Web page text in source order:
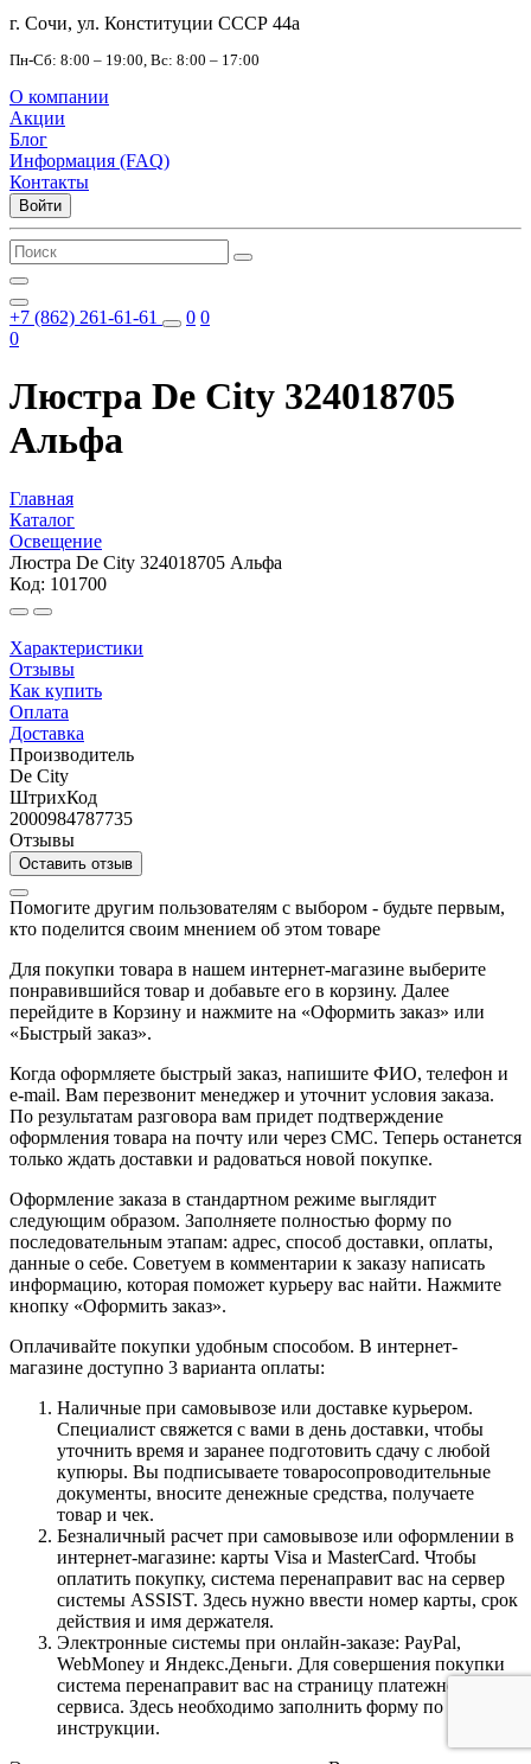
г. Сочи, ул. Конституции СССР 44а
Пн-Сб: 8:00 – 19:00, Вс: 8:00 – 17:00
О компании
Акции
Блог
Информация (FAQ)
Контакты
Войти
+7 (862) 261-61-61 0 0
0
Люстра De City 324018705
Альфа
Главная
Каталог
Освещение
Люстра De City 324018705 Альфа
Код: 101700
Характеристики
Отзывы
Как купить
Оплата
Доставка
Производитель
De City
ШтрихКод
2000984787735
Отзывы
Оставить отзыв
Помогите другим пользователям с выбором - будьте первым,
кто поделится своим мнением об этом товаре
Для покупки товара в нашем интернет-магазине выберите
понравившийся товар и добавьте его в корзину. Далее
перейдите в Корзину и нажмите на «Оформить заказ» или
«Быстрый заказ».
Когда оформляете быстрый заказ, напишите ФИО, телефон и
e-mail. Вам перезвонит менеджер и уточнит условия заказа.
По результатам разговора вам придет подтверждение
оформления товара на почту или через СМС. Теперь останется
только ждать доставки и радоваться новой покупке.
Оформление заказа в стандартном режиме выглядит
следующим образом. Заполняете полностью форму по
последовательным этапам: адрес, способ доставки, оплаты,
данные о себе. Советуем в комментарии к заказу написать
информацию, которая поможет курьеру вас найти. Нажмите
кнопку «Оформить заказ».
Оплачивайте покупки удобным способом. В интернет-
магазине доступно 3 варианта оплаты:
Наличные при самовывозе или доставке курьером.
Специалист свяжется с вами в день доставки, чтобы
уточнить время и заранее подготовить сдачу с любой
купюры. Вы подписываете товаросопроводительные
документы, вносите денежные средства, получаете
товар и чек.
Безналичный расчет при самовывозе или оформлении в
интернет-магазине: карты Visa и MasterCard. Чтобы
оплатить покупку, система перенаправит вас на сервер
системы ASSIST. Здесь нужно ввести номер карты, срок
действия и имя держателя.
Электронные системы при онлайн-заказе: PayPal,
WebMoney и Яндекс.Деньги. Для совершения покупки
система перенаправит вас на страницу платежного
сервиса. Здесь необходимо заполнить форму по
инструкции.